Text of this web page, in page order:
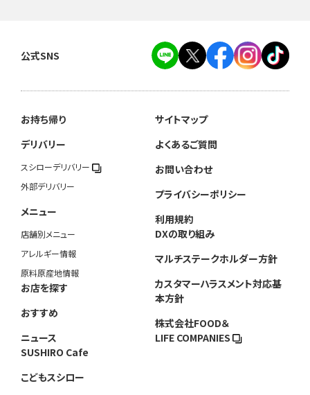
公式SNS
お持ち帰り
デリバリー
スシローデリバリー
外部デリバリー
メニュー
店舗別メニュー
アレルギー情報
原料原産地情報
お店を探す
おすすめ
ニュース
SUSHIRO Cafe
こどもスシロー
サイトマップ
よくあるご質問
お問い合わせ
プライバシーポリシー
利用規約
DXの取り組み
マルチステークホルダー方針
カスタマーハラスメント対応基
本方針
株式会社FOOD＆
LIFE COMPANIES